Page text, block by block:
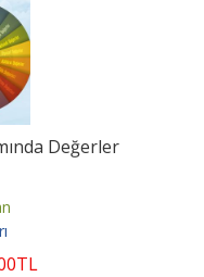
Değerler
TL